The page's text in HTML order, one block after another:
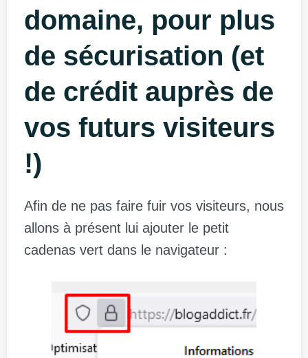
domaine, pour plus
de sécurisation (et
de crédit auprès de
vos futurs visiteurs
!)
Afin de ne pas faire fuir vos visiteurs, nous
allons à présent lui ajouter le petit
cadenas vert dans le navigateur :